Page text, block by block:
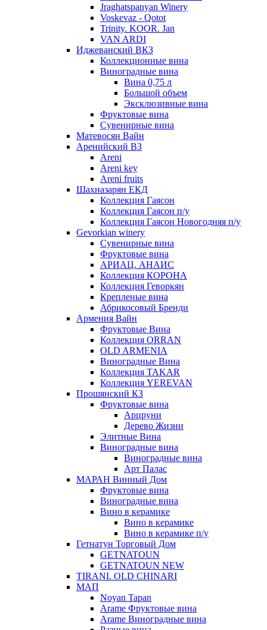
Jraghatspanyan Winery
Voskevaz - Qotot
Trinity. KOOR. Jan
VAN ARDI
Иджеванский ВКЗ
Коллекционные вина
Виноградные вина
Вина 0,75 л
Большой объем
Эксклюзивные вина
Фруктовые вина
Cувенирные вина
Матевосян Вайн
Аренийский ВЗ
Areni
Areni key
Areni fruits
Шахназарян ЕКД
Коллекция Гаясон
Коллекция Гаясон п/у
Коллекция Гаясон Новогодняя п/у
Gevorkian winery
Сувенирные вина
Фруктовые вина
АРИАЦ. АНАИС
Коллекция КОРОНА
Коллекция Геворкян
Крепленые вина
Абрикосовый Бренди
Армения Вайн
Фруктовые Вина
Коллекция ORRAN
OLD ARMENIA
Виноградные Вина
Коллекция TAKAR
Коллекция YEREVAN
Прошянский КЗ
Фруктовые вина
Арцруни
Дерево Жизни
Элитные Вина
Виноградные вина
Виноградные вина
Арт Палас
МАРАН Винный Дом
Фруктовые вина
Виноградные вина
Вино в керамике
Вино в керамике
Вино в керамике п/у
Гетнатун Торговый Дом
GETNATOUN
GETNATOUN NEW
TIRANI. OLD CHINARI
МАП
Noyan Tapan
Arame Фруктовые вина
Arame Виноградные вина